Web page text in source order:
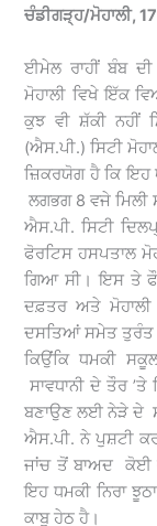
ਚੰਡੀਗੜ੍ਹ/ਮੋਹਾਲੀ,
ਈਮੇਲ ਰਾਹੀਂ ਬੰਬ
ਮੋਹਾਲੀ ਵਿਖੇ ਇੱਕ
ਕੁਝ ਵੀ ਸ਼ੱਕੀ ਨਹੀਂ
(ਐਸ.ਪੀ.) ਸਿਟੀ
ਜ਼ਿਕਰਯੋਗ ਹੈ ਕਿ
ਲਗਭਗ 8 ਵਜੇ ਮਿਲੀ
ਐਸ.ਪੀ. ਸਿਟੀ
ਫੋਰਟਿਸ ਹਸਪਤਾਲ
ਗਿਆ ਸੀ। ਇਸ ਤੇ
ਦਫ਼ਤਰ ਅਤੇ ਮੋਹਾਲੀ
ਦਸਤਿਆਂ ਸਮੇਤ ਤੁਰੰਤ
ਕਿਉਂਕਿ ਧਮਕੀ
ਸਾਵਧਾਨੀ ਦੇ ਤੌਰ
ਬਣਾਉਣ ਲਈ ਨੇੜੇ ਦੇ
ਐਸ.ਪੀ. ਨੇ ਪੁਸ਼ਟੀ
ਜਾਂਚ ਤੋਂ ਬਾਅਦ ਕੋਈ
ਇਹ ਧਮਕੀ ਨਿਰਾ
ਕਾਬੂ ਹੇਠ ਹੈ।